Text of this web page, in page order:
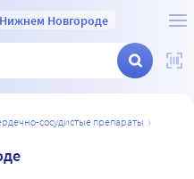
Нижнем Новгороде
сосудистые препараты